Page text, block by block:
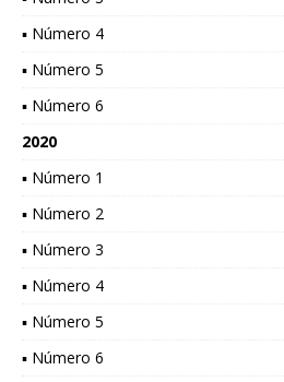
▪ Número 4
▪ Número 5
▪ Número 6
2020
▪ Número 1
▪ Número 2
▪ Número 3
▪ Número 4
▪ Número 5
▪ Número 6